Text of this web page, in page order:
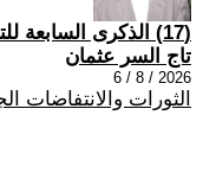
(17) الذكرى السابعة للتوقيع على الوثيقة الدستورية
تاج السر عثمان
2026 / 8 / 6
الثورات والانتفاضات